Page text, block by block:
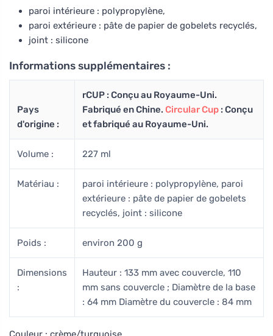
paroi intérieure : polypropylène,
paroi extérieure : pâte de papier de gobelets recyclés,
joint : silicone
Informations supplémentaires :
Pays
d'origine :
rCUP : Conçu au Royaume-Uni.
Fabriqué en Chine.Circular Cup : Conçu
et fabriqué au Royaume-Uni.
Volume : 227 ml
Matériau :
paroi intérieure : polypropylène, paroi
extérieure : pâte de papier de gobelets
recyclés, joint : silicone
Poids : environ 200 g
Dimensions
:
Hauteur : 133 mm avec couvercle, 110
mm sans couvercle ; Diamètre de la base
: 64 mm Diamètre du couvercle : 84 mm